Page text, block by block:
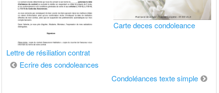
Lettre de résiliation contrat
Carte deces condoleance
Navigation
Ecrire des condoleances
Condoléances texte simple